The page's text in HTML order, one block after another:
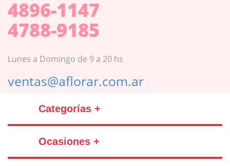
4896-1147
4788-9185
Lunes a Domingo de 9 a 20 hs
ventas@aflorar.com.ar
Categorías +
Ocasiones +